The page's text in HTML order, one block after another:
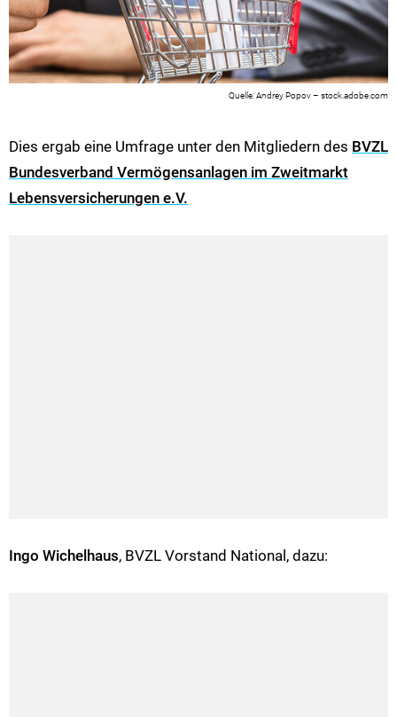
Andrey Popov – stock.adobe.com
Dies ergab eine Umfrage unter den Mitgliedern des BVZL
Bundesverband Vermögensanlagen im Zweitmarkt
Lebensversicherungen e.V.
Ingo Wichelhaus, BVZL Vorstand National, dazu: